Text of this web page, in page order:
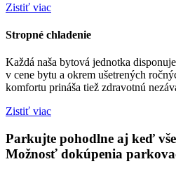
Zistiť viac
Stropné chladenie
Každá naša bytová jednotka
v cene bytu a okrem ušetrených
komfortu prináša tiež zdravotnú
Zistiť viac
Parkujte pohodlne aj keď
Možnosť dokúpenia